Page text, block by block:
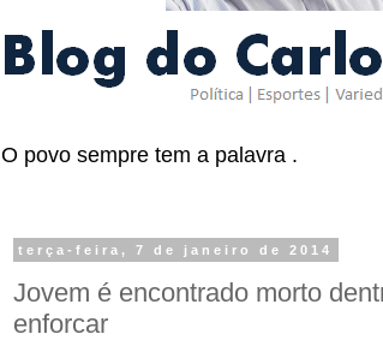
O povo sempre tem a palavra .
terça-feira, 7 de janeiro de 2014
Jovem é encontrado morto
enforcar